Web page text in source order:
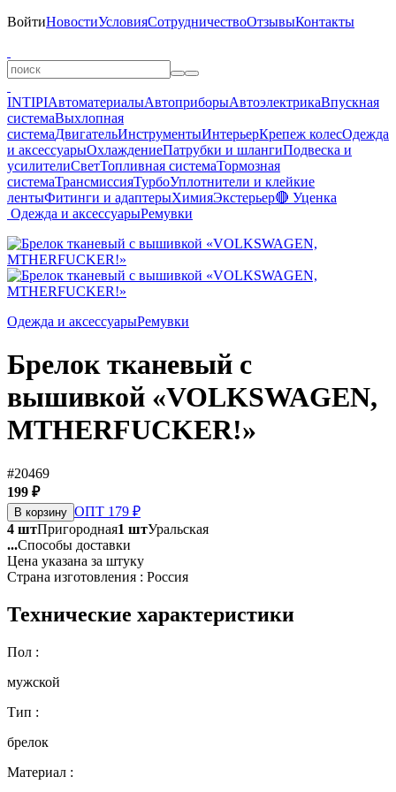
ВойтиНовостиУсловияСотрудничествоОтзывыКонтакты
INTIPIАвтоматериалыАвтоприборыАвтоэлектрикаВпускная
системаВыхлопная
системаДвигательИнструментыИнтерьерКрепеж колесОдежда
и аксессуарыОхлаждениеПатрубки и шлангиПодвеска и
усилителиСветТопливная системаТормозная
системаТрансмиссияТурбоУплотнители и клейкие
лентыФитинги и адаптерыХимияЭкстерьер🔴 Уценка
Одежда и аксессуарыРемувки
Одежда и аксессуарыРемувки
Брелок тканевый с
вышивкой «VOLKSWAGEN,
МTHERFUСKER!»
#20469
199 ₽
В корзину ОПТ 179 ₽
4 штПригородная1 штУральская
...Способы доставки
Цена указана за штуку
Страна изготовления : Россия
Технические характеристики
Пол :
мужской
Тип :
брелок
Материал :